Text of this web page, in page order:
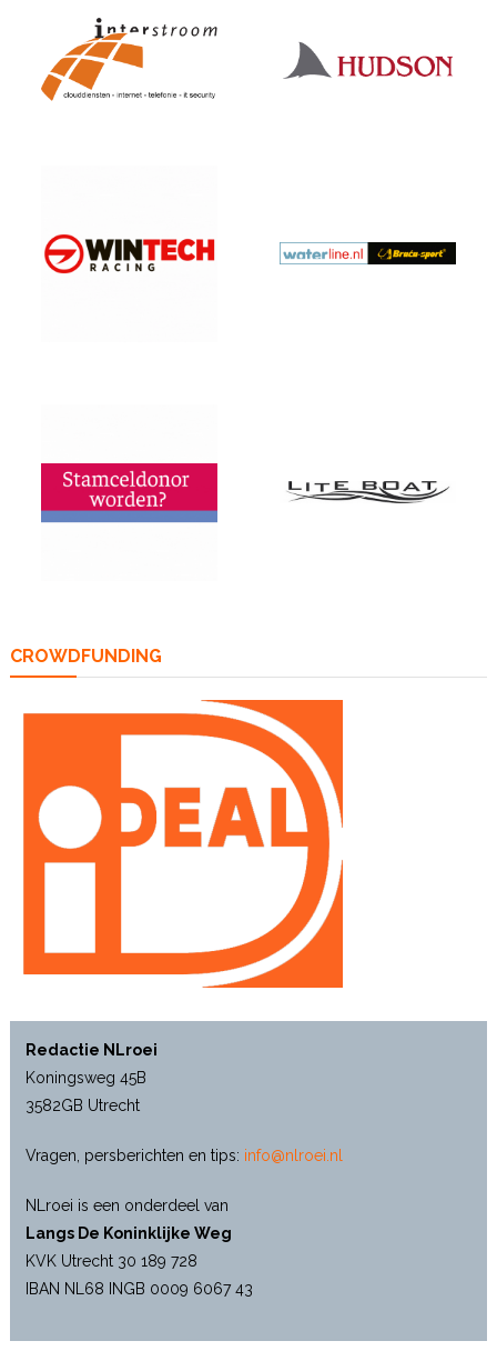
CROWDFUNDING
Redactie NLroei
Koningsweg 45B
3582GB Utrecht
Vragen, persberichten en tips: info@nlroei.nl
NLroei is een onderdeel van
Langs De Koninklijke Weg
KVK Utrecht 30 189 728
IBAN NL68 INGB 0009 6067 43